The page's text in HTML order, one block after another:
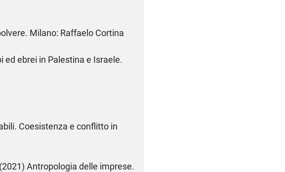
Milano: Raffaelo Cortina
ed ebrei in Palestina e Israele.
Coesistenza e conflitto in
Antropologia delle imprese.